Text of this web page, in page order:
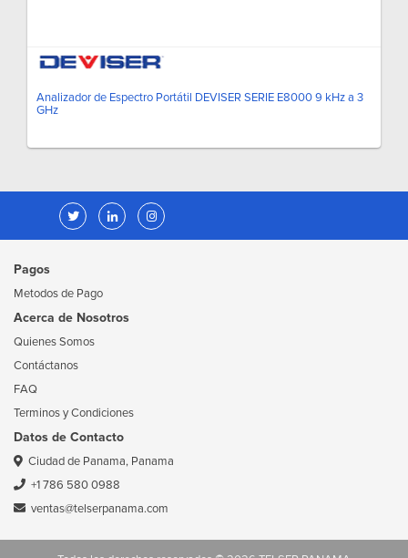
Analizador de Espectro Portátil DEVISER SERIE E8000 9 kHz a 3
GHz
Pagos
Metodos de Pago
Acerca de Nosotros
Quienes Somos
Contáctanos
FAQ
Terminos y Condiciones
Datos de Contacto
Ciudad de Panama, Panama
+1 786 580 0988
ventas@telserpanama.com